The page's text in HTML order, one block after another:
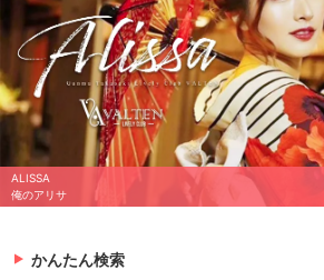
高崎 ／ キャバクラ
VALTEN - ヴァルテン
かんたん検索